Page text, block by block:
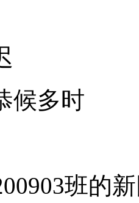
候多时
班的